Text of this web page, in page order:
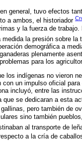
general, tuvo efectos
a ambos, el historiador
y la fuerza de
la presión sobre la
demográfica a
plenamente
para los
los indígenas no vieron
un impulso oficial
incluyó, entre las
se dedicaran a esta
pero también de
sino también
al transporte de
a la cría de